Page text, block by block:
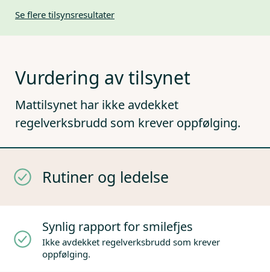
Se flere tilsynsresultater
Vurdering av tilsynet
Mattilsynet har ikke avdekket
regelverksbrudd som krever oppfølging.
Rutiner og ledelse
Synlig rapport for smilefjes
Ikke avdekket regelverksbrudd som krever
oppfølging.